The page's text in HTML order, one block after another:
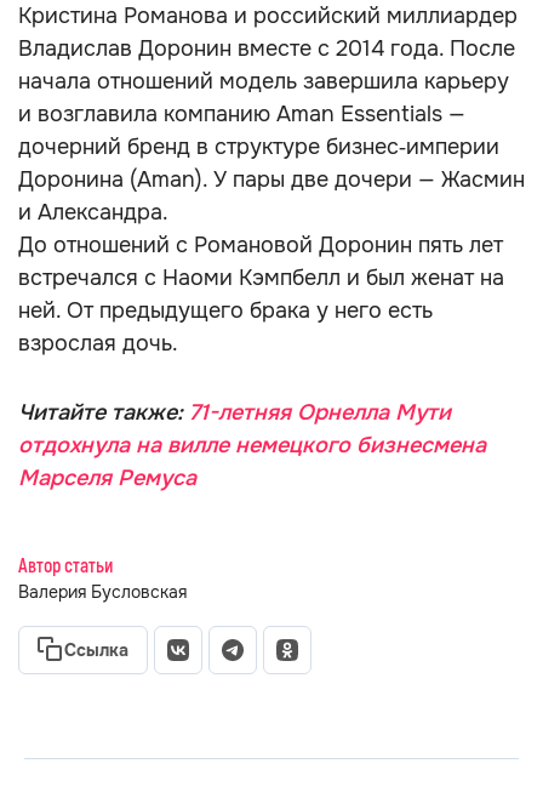
Кристина Романова и российский миллиардер
Владислав Доронин вместе с 2014 года. После
начала отношений модель завершила карьеру
и возглавила компанию Aman Essentials —
дочерний бренд в структуре бизнес‑империи
Доронина (Aman). У пары две дочери — Жасмин
и Александра.
До отношений с Романовой Доронин пять лет
встречался с Наоми Кэмпбелл и был женат на
ней. От предыдущего брака у него есть
взрослая дочь.
Читайте также: 71-летняя Орнелла Мути
отдохнула на вилле немецкого бизнесмена
Марселя Ремуса
Автор статьи
Валерия Бусловская
Ссылка